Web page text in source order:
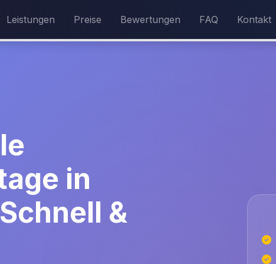
Leistungen Preise Bewertungen FAQ Kontakt
in
&